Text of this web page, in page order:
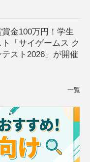
賞金100万円！学生
「サイゲームス ク
スト2026」が開催
一覧